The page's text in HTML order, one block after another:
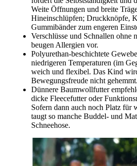
Weite Öffnungen und breite
Hineinschlüpfen; Druckknöpfe,
Gummibänder zum engeren
Verschlüsse und Schnallen ohne
beugen Allergien vor.
Polyurethan-beschichtete
niedrigeren Temperaturen (im
weich und flexibel. Das Kind
Bewegungsfreude nicht gehemmt.
Dünnere Baumwollfutter
dicke Fleecefutter oder
Sofern dann auch noch Platz für
taugt so manche Buddel- und
Schneehose.